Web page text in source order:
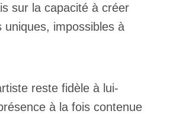
sur la capacité à créer
uniques, impossibles à
reste fidèle à lui-
à la fois contenue